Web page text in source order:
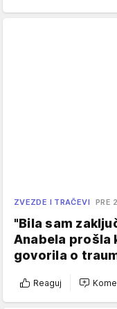
ZVEZDE I TRAČEVI PRE
"Bila sam
Anabela prošla
govorila o
Reaguj